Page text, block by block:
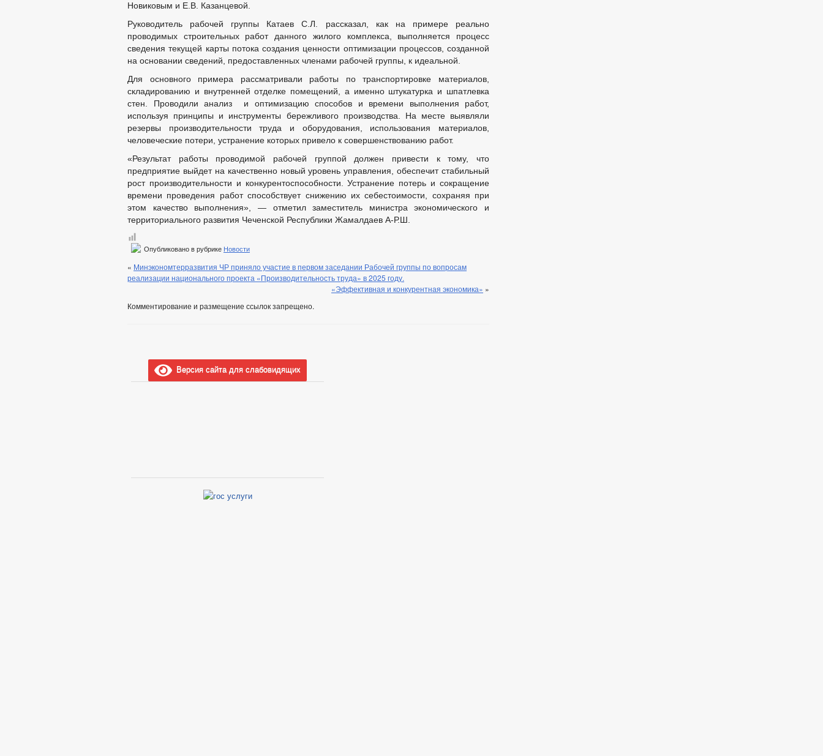
Новиковым и Е.В. Казанцевой.
Руководитель рабочей группы Катаев С.Л. рассказал, как на примере реально
проводимых строительных работ данного жилого комплекса, выполняется процесс
сведения текущей карты потока создания ценности оптимизации процессов, созданной
на основании сведений, предоставленных членами рабочей группы, к идеальной.
Для основного примера рассматривали работы по транспортировке материалов,
складированию и внутренней отделке помещений, а именно штукатурка и шпатлевка
стен. Проводили анализ и оптимизацию способов и времени выполнения работ,
используя принципы и инструменты бережливого производства. На месте выявляли
резервы производительности труда и оборудования, использования материалов,
человеческие потери, устранение которых привело к совершенствованию работ.
«Результат работы проводимой рабочей группой должен привести к тому, что
предприятие выйдет на качественно новый уровень управления, обеспечит стабильный
рост производительности и конкурентоспособности. Устранение потерь и сокращение
времени проведения работ способствует снижению их себестоимости, сохраняя при
этом качество выполнения», — отметил заместитель министра экономического и
территориального развития Чеченской Республики Жамалдаев А-Р.Ш.
Опубликовано в рубрике Новости
« Минэкономтерразвития ЧР приняло участие в первом заседании Рабочей группы по вопросам
реализации национального проекта «Производительность труда» в 2025 году.
«Эффективная и конкурентная экономика» »
Комментирование и размещение ссылок запрещено.
Версия сайта для слабовидящих